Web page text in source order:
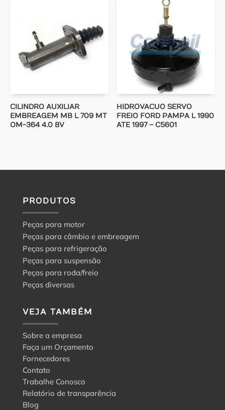
CILINDRO AUXILIAR
EMBREAGEM MB L 709 MT
OM-364 4.0 8V
HIDROVACUO SERVO
FREIO FORD PAMPA L 1990
ATE 1997 – C5601
PRODUTOS
Peças para motor
Peças para câmbio e embreagem
Peças para refrigeração
Peças para suspensão
Peças para roda/freio
Peças diversas
VEJA TAMBÉM
Sobre a empresa
Faça um Orçamento
Fornecedores
Contato
Trabalhe Conosco
Relatório de transparência
Blog